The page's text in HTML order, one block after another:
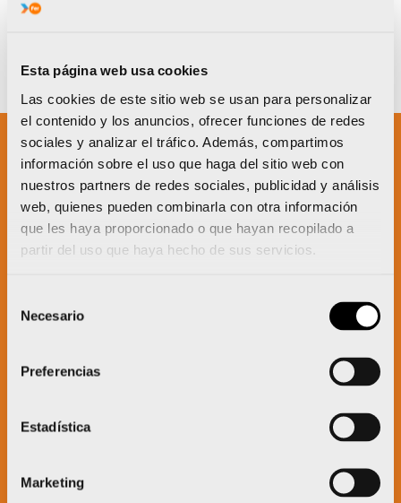
Esta página web usa cookies
Las cookies de este sitio web se usan para personalizar
el contenido y los anuncios, ofrecer funciones de redes
sociales y analizar el tráfico. Además, compartimos
información sobre el uso que haga del sitio web con
nuestros partners de redes sociales, publicidad y análisis
web, quienes pueden combinarla con otra información
que les haya proporcionado o que hayan recopilado a
partir del uso que haya hecho de sus servicios.
Necesario
Preferencias
Estadística
Marketing
Un proyecto impulsado por: